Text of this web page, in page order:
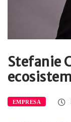
Stefanie
EMPRESA